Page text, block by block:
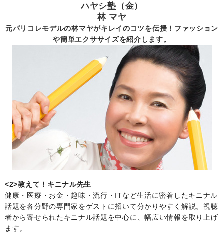
ハヤシ塾（金）
林 マヤ
元パリコレモデルの林マヤがキレイのコツを伝授！ファッション
や簡単エクササイズを紹介します。
<2>教えて！キニナル先生
健康・医療・お金・趣味・流行・ITなど生活に密着したキニナル
話題を各分野の専門家をゲストに招いて分かりやすく解説。視聴
者から寄せられたキニナル話題を中心に、幅広い情報を取り上げ
ます。